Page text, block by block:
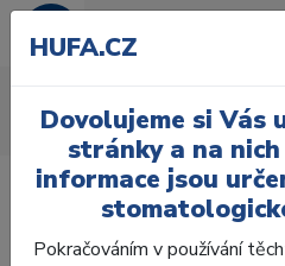
Úvod Ordinace Anestezie
HUFA.CZ
Dovolujeme si Vás
stránky a na
informace jsou
Pokračováním v používání